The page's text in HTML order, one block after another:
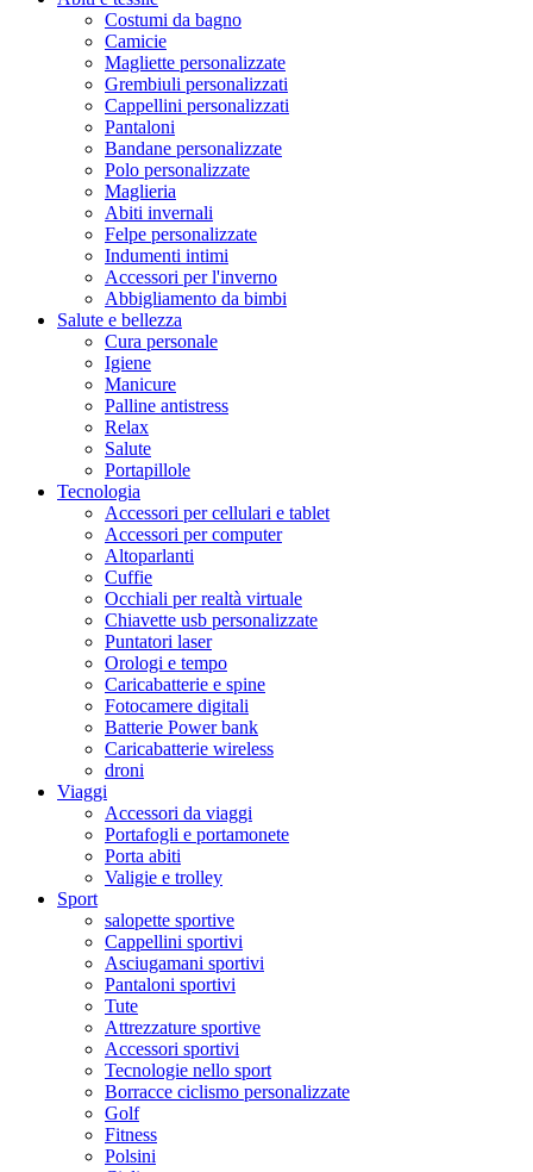
Costumi da bagno
Camicie
Magliette personalizzate
Grembiuli personalizzati
Cappellini personalizzati
Pantaloni
Bandane personalizzate
Polo personalizzate
Maglieria
Abiti invernali
Felpe personalizzate
Indumenti intimi
Accessori per l'inverno
Abbigliamento da bimbi
Salute e bellezza
Cura personale
Igiene
Manicure
Palline antistress
Relax
Salute
Portapillole
Tecnologia
Accessori per cellulari e tablet
Accessori per computer
Altoparlanti
Cuffie
Occhiali per realtà virtuale
Chiavette usb personalizzate
Puntatori laser
Orologi e tempo
Caricabatterie e spine
Fotocamere digitali
Batterie Power bank
Caricabatterie wireless
droni
Viaggi
Accessori da viaggi
Portafogli e portamonete
Porta abiti
Valigie e trolley
Sport
salopette sportive
Cappellini sportivi
Asciugamani sportivi
Pantaloni sportivi
Tute
Attrezzature sportive
Accessori sportivi
Tecnologie nello sport
Borracce ciclismo personalizzate
Golf
Fitness
Polsini